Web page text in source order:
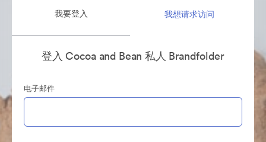
我要登入 我想请求访问
登入 Cocoa and Bean 私人 Brandfolder
电子邮件